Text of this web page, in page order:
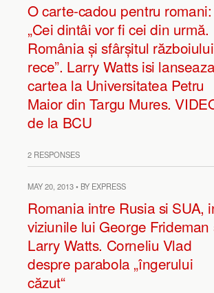
O carte-cadou pentru romani:
„Cei dintâi vor fi cei din urmă.
România și sfârșitul războiului
rece”. Larry Watts isi lanseaza
cartea la Universitatea Petru
Maior din Targu Mures.
de la BCU
2 RESPONSES
MAY 20, 2013 • BY EXPRESS
Romania intre Rusia si SUA,
viziunile lui George Frideman
Larry Watts. Corneliu Vlad
despre parabola „îngerului
căzut“